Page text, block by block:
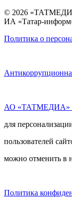
© 2026
ИА «Татар-
Политика о
АО «ТАТМЕДИА»
для
пользователей
можно отменить в
Политика